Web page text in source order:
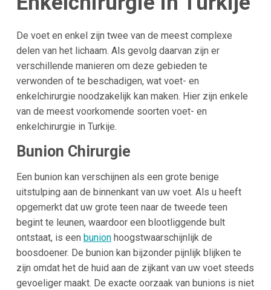
De voet en enkel zijn twee van de meest complexe
delen van het lichaam. Als gevolg daarvan zijn er
verschillende manieren om deze gebieden te
verwonden of te beschadigen, wat voet- en
enkelchirurgie noodzakelijk kan maken. Hier zijn enkele
van de meest voorkomende soorten voet- en
enkelchirurgie in Turkije.
Bunion Chirurgie
Een bunion kan verschijnen als een grote benige
uitstulping aan de binnenkant van uw voet. Als u heeft
opgemerkt dat uw grote teen naar de tweede teen
begint te leunen, waardoor een blootliggende bult
ontstaat, is een bunionhoogstwaarschijnlijk de
boosdoener. De bunion kan bijzonder pijnlijk blijken te
zijn omdat het de huid aan de zijkant van uw voet steeds
gevoeliger maakt. De exacte oorzaak van bunions is niet